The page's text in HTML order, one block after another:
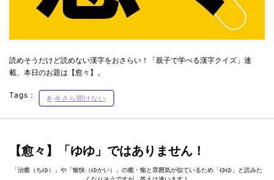
読めそうだけど読めない漢字をおさらい！「親子で学べる漢字クイズ」連
載、本日のお題は【愈々】。
Tags： 今さら聞けない
【愈々】「ゆゆ」ではありません！
「治癒（ちゆ）」や「愉快（ゆかい）」の癒・愉と雰囲気が似ているため「ゆゆ」と読みた